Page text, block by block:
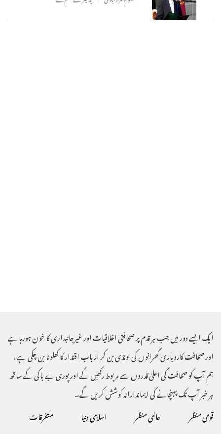
ایک ایسے دور میں جب ہر قدم پر صحافتی اخلاقیات اور غیرجانبداری کا خون ہورہا ہے
اور صحافت کاروباری گھرانوں کی لونڈی بن کر ارباب اقتدار کا کھلونا بن چکی ہے ،
ہم آپ کو صحافت کی اعلیٰ قدروں سے مربوط رکھیں گے اور پوری بے باکی کے ساتھ
ہر خبر آپ تک پہنچانے کی ایماندارانہ کوشش کریں گے۔
قومی منظر
عالمی منظر اسلامی دنیا متفرقات